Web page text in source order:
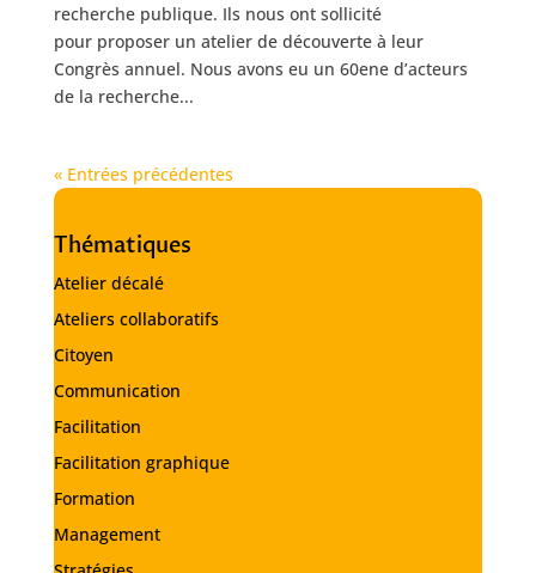
recherche publique. Ils nous ont sollicité
pour proposer un atelier de découverte à leur
Congrès annuel. Nous avons eu un 60ene d’acteurs
de la recherche...
« Entrées précédentes
Thématiques
Atelier décalé
Ateliers collaboratifs
Citoyen
Communication
Facilitation
Facilitation graphique
Formation
Management